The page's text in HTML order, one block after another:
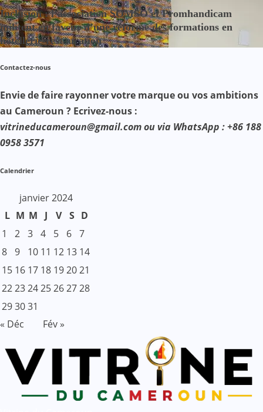
Inclusion : l’association SOMSO et Promhandicam
militent en faveur d’une réforme des formations en
hôtellerie-restauration
Contactez-nous
Envie de faire rayonner votre marque ou vos ambitions
au Cameroun ? Ecrivez-nous :
vitrineducameroun@gmail.com ou via WhatsApp : +86 188
0958 3571
Calendrier
janvier 2024
L M M J V S D
1
2 3 4 5 6 7
8 9 10 11 12 13 14
15 16 17 18 192021
22232425262728
293031
« Déc
Fév »